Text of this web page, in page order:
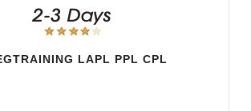
LAPL PPL CPL